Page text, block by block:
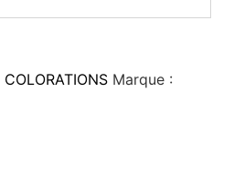
COLORATIONS Marque :